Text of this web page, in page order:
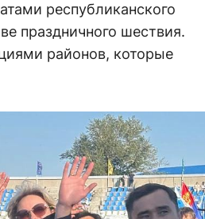
республиканского
праздничного шествия.
районов, которые